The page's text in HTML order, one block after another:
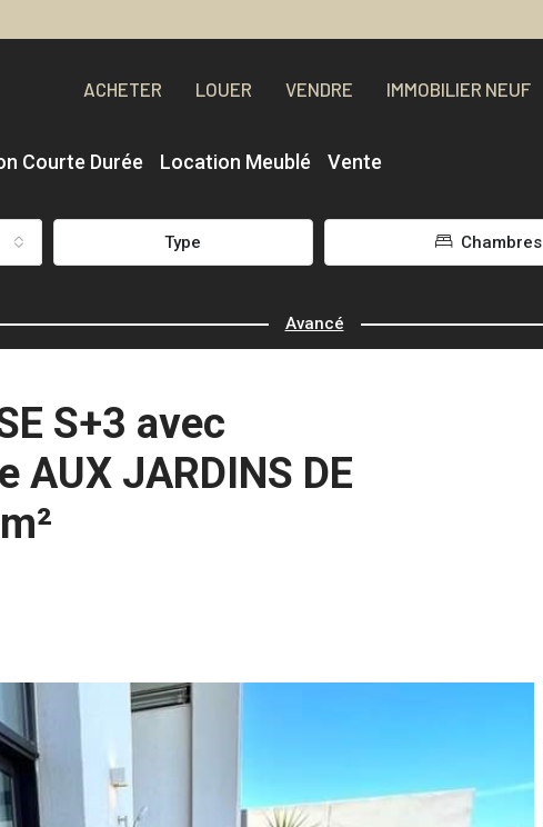
ACHETER LOUER VENDRE IMMOBILIER NEUF
Courte Durée Location Meublé Vente
Type Chambres
Avancé
S+3 avec
AUX JARDINS DE